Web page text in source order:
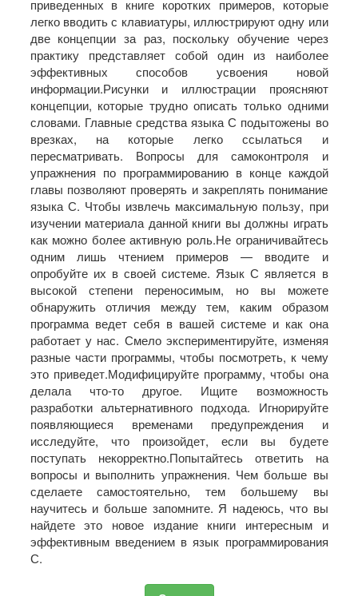
приведенных в книге коротких примеров, которые
легко вводить с клавиатуры, иллюстрируют одну или
две концепции за раз, поскольку обучение через
практику представляет собой один из наиболее
эффективных способов ус­воения новой
информации.Рисунки и иллюстрации проясняют
концепции, которые трудно описать только одними
словами. Главные средства языка С подытожены во
врезках, на которые легко ссылаться и
пересматривать. Вопросы для самоконтроля и
упражнения по программированию в конце каж­дой
главы позволяют проверять и закреплять понимание
языка С. Чтобы извлечь максимальную пользу, при
изучении материала данной книги вы должны играть
как можно более активную роль.Не ограничивайтесь
одним лишь чте­нием примеров — вводите и
опробуйте их в своей системе. Язык С является в
высокой степени переносимым, но вы можете
обнаружить отличия между тем, каким образом
программа ведет себя в вашей системе и как она
работает у нас. Смело эксперимен­тируйте, изменяя
разные части программы, чтобы посмотреть, к чему
это приведет.Модифицируйте программу, чтобы она
делала что-то другое. Ищите возможность
разработки альтернативного подхода. Игнорируйте
появляющиеся временами пре­дупреждения и
исследуйте, что произойдет, если вы будете
поступать некорректно.Попытайтесь ответить на
вопросы и выполнить упражнения. Чем больше вы
сделаете самостоятельно, тем большему вы
научитесь и больше запомните. Я надеюсь, что вы
найдете это новое издание книги интересным и
эффективным введением в язык программирования
С.